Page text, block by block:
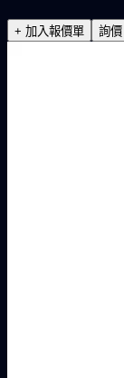
+ 加入報價單 詢價